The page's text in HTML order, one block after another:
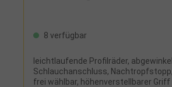
8 verfügbar
leichtlaufende Profilräder,
Schlauchanschluss,
frei wählbar, höhenverstellbarer Griff